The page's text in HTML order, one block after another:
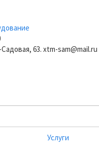
63. xtm-sam@mail.ru
Услуги